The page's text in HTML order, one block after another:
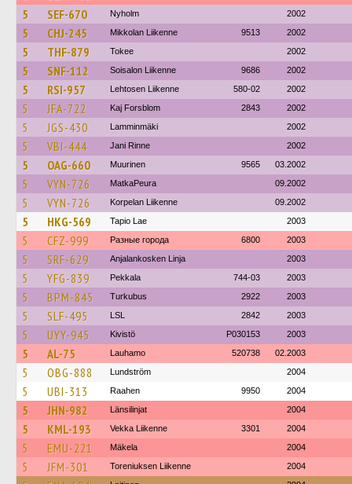
5 SEF-670 Nyholm 2002
5 CHJ-245 Mikkolan Liikenne 9513 2002
5 THF-879 Tokee 2002
5 SNF-112 Soisalon Liikenne 9686 2002
5 RSI-957 Lehtosen Liikenne 580-02 2002
5 JFA-722 Kaj Forsblom 2843 2002
5 JGS-430 Lamminmäki 2002
5 VBI-444 Jani Rinne 2002
5 OAG-660 Muurinen 9565 03.2002
5 VYN-726 MatkaPeura 09.2002
5 VYN-726 Korpelan Liikenne 09.2002
5 HKG-569 Tapio Lae 2003
5 CFZ-999 Разные города 6800 2003
5 SRF-629 Anjalankosken Linja 2003
5 YFG-839 Pekkala 744-03 2003
5 BPM-845 Turkubus 2922 2003
5 SLF-495 LSL 2842 2003
5 UYY-945 Kivistö P030153 2003
5 AL-75 Lauhamo 520738 02.2003
5 OBG-888 Lundström 2004
5 UBI-313 Raahen 9950 2004
5 JHN-982 Länsilinjat 2004
5 KML-193 Vekka Liikenne 3301 2004
5 EMU-221 Mäkela 2004
5 JFM-301 Toreniuksen Liikenne 2004